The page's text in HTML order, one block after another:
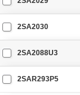
2SA2030
2SA2088U3
2SAR293P5